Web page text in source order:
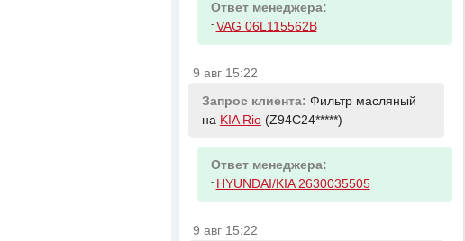
Ответ менеджера:
- VAG 06L115562B
9 авг 15:22
Запрос клиента: Фильтр масляный
на KIA Rio(Z94C24*****)
Ответ менеджера:
- HYUNDAI/KIA 2630035505
9 авг 15:22